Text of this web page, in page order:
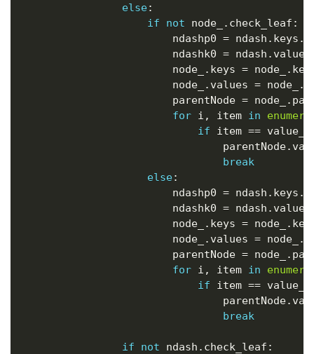
else:
if
not node_ . check_leaf :
                        ndashp0
= ndash . keys .
                        ndashk0
= ndash . values
                        node_
. keys = node_ .
                        node_
. values = node_ .
                        parentNode
= node_ .
for i , item in
if item == value_
                                parentNode
.
break
else:
                        ndashp0
= ndash . keys .
                        ndashk0
= ndash . values
                        node_
. keys = node_ .
                        node_
. values = node_ .
                        parentNode
= node_ .
for i , item in
if item == value_
                                parentNode
.
break
if not ndash . check_leaf :